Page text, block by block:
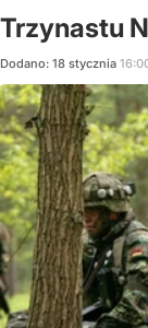
Trzynastu
Dodano: 18 stycznia